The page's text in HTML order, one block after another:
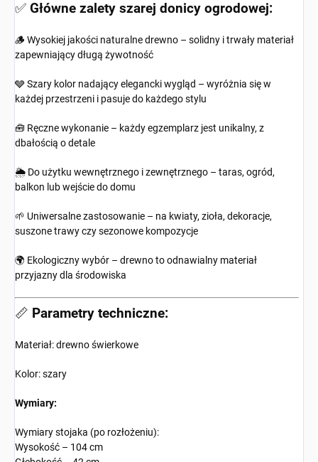
✅ Główne zalety szarej donicy ogrodowej:
🪵 Wysokiej jakości naturalne drewno – solidny i trwały materiał
zapewniający długą żywotność
🩶 Szary kolor nadający elegancki wygląd – wyróżnia się w
każdej przestrzeni i pasuje do każdego stylu
🧰 Ręczne wykonanie – każdy egzemplarz jest unikalny, z
dbałością o detale
🌦️ Do użytku wewnętrznego i zewnętrznego – taras, ogród,
balkon lub wejście do domu
🌱 Uniwersalne zastosowanie – na kwiaty, zioła, dekoracje,
suszone trawy czy sezonowe kompozycje
🌍 Ekologiczny wybór – drewno to odnawialny materiał
przyjazny dla środowiska
📏 Parametry techniczne:
Materiał: drewno świerkowe
Kolor: szary
Wymiary:
Wymiary stojaka (po rozłożeniu):
Wysokość – 104 cm